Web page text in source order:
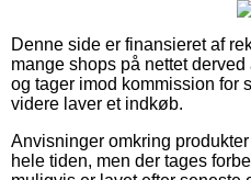
Denne side er finansieret af
mange shops på nettet
og tager imod kommission for
videre laver et indkøb.
Anvisninger omkring
hele tiden, men der tages